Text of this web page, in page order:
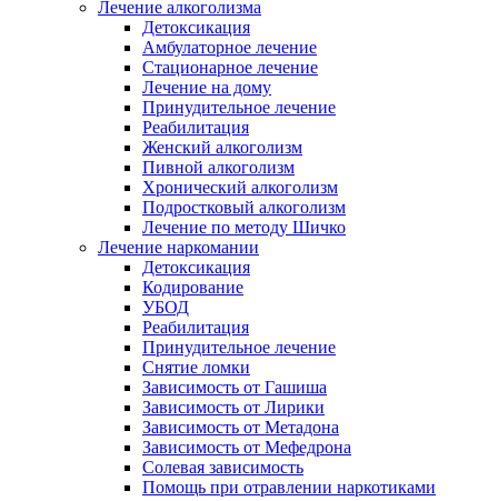
Лечение алкоголизма
Детоксикация
Амбулаторное лечение
Стационарное лечение
Лечение на дому
Принудительное лечение
Реабилитация
Женский алкоголизм
Пивной алкоголизм
Хронический алкоголизм
Подростковый алкоголизм
Лечение по методу Шичко
Лечение наркомании
Детоксикация
Кодирование
УБОД
Реабилитация
Принудительное лечение
Снятие ломки
Зависимость от Гашиша
Зависимость от Лирики
Зависимость от Метадона
Зависимость от Мефедрона
Солевая зависимость
Помощь при отравлении наркотиками